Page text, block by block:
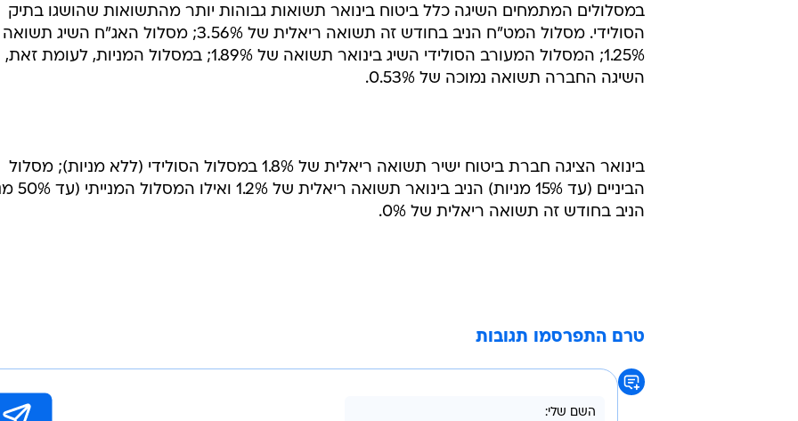
במסלולים המתמחים השיגה כלל ביטוח בינואר תשואות גבוהות יותר מהתשואות שהושגו בתיק
הסולידי. מסלול המט"ח הניב בחודש זה תשואה ריאלית של 3.56%; מסלול האג"ח
1.25%; המסלול המעורב הסולידי השיג בינואר תשואה של 1.89%; במסלול המניות, לעומת זאת,
השיגה החברה תשואה נמוכה של 0.53%.
בינואר הציגה חברת ביטוח ישיר תשואה ריאלית של 1.8% במסלול הסולידי (ללא מניות); מסלול
הביניים (עד 15% מניות)
הניב בחודש זה תשואה ריאלית של 0%.
טרם התפרסמו תגובות